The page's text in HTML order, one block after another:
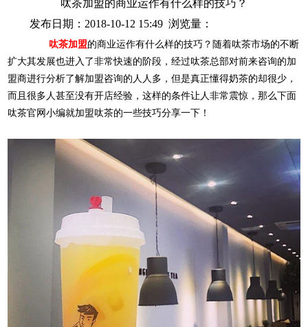
呔茶加盟的商业运作有什么样的技巧？
发布日期：2018-10-12 15:49 浏览量：
呔茶加盟的商业运作有什么样的技巧？ 随着呔茶市场的不断
扩大其发展也进入了非常快速的阶段，经过呔茶总部对前来咨询的加
盟商进行分析了解加盟咨询的人人多，但是真正懂得奶茶的却很少，
而且很多人甚至没有开店经验，这样的条件让人非常震惊，那么下面
呔茶官网小编就加盟呔茶的一些技巧分享一下！